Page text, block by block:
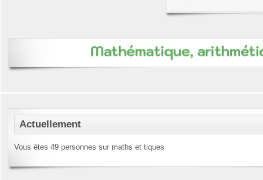
Actuellement
Vous êtes 49 personnes sur maths et tiques